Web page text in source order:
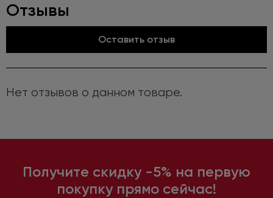
Отзывы
Оставить отзыв
Нет отзывов о данном товаре.
Получите скидку -5% на первую
покупку прямо сейчас!